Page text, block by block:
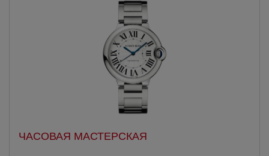
ЧАСОВАЯ МАСТЕРСКАЯ